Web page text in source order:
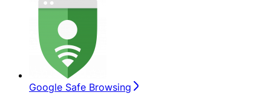
Google Safe Browsing